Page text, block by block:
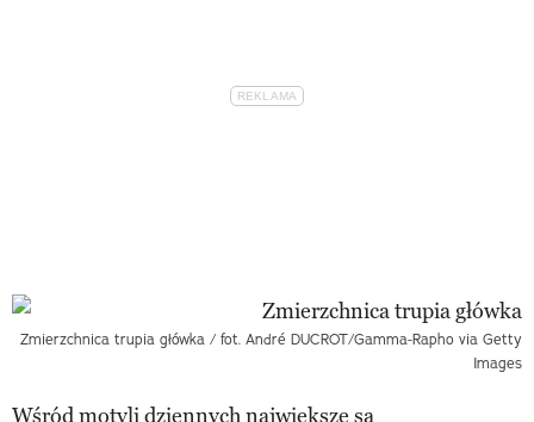
Zmierzchnica trupia główka / fot. André DUCROT/Gamma-Rapho via Getty
Images
Wśród motyli dziennych największe są